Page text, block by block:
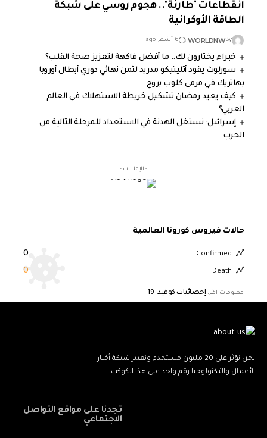
انقطاعات "طارئة".. هجوم روسي على شبكة
الطاقة الأوكرانية
By
WORLDNW 6 أشهر ago
خبراء يختارون لك.. ما أفضل فاكهة لتعزيز صحة القلب؟
سورلوث يقود أتليتيكو مدريد لثمن نهائي دوري أبطال أوروبا
بهاتريك في مرمى كلوب بروج
كيف يعيد رمضان تشكيل خريطة الاستهلاك في العالم
العربي؟
إسرائيل: نستغل الهدنة في الاستعداد للمرحلة التالية من
الحرب
- الإعلانات -
حالات فيروس كورونا العالمية
Confirmed
0
Death
0
معلومات اكثر:إحصائيات كوفيد -19
نحن نؤثر على 20 مليون مستخدم ونعتبر شبكة أخبار
الأعمال والتكنولوجيا رقم واحد على هذا الكوكب.
تجدنا على مواقع التواصل
الاجتماعي